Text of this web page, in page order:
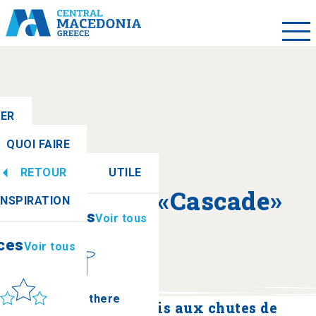
QUOI FAIRE
RETOUR UTILE
Voir tous
How to get there
Voir tous
A propos de «Cascade»
Une journée au paradis aux chutes de